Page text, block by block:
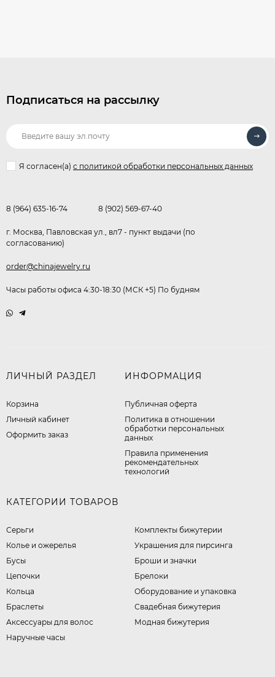
Подписаться на рассылку
Я согласен(a) с политикой обработки персональных данных
8 (964) 635-16-74 8 (902) 569-67-40
г. Москва, Павловская ул., вл7 - пункт выдачи (по
согласованию)
order@chinajewelry.ru
Часы работы офиса 4:30-18:30 (МСК +5) По будням
ЛИЧНЫЙ РАЗДЕЛ
Корзина
Личный кабинет
Оформить заказ
ИНФОРМАЦИЯ
Публичная оферта
​Политика в отношении
обработки персональных
данных
Правила применения
рекомендательных
технологий
КАТЕГОРИИ ТОВАРОВ
Серьги
Колье и ожерелья
Бусы
Цепочки
Кольца
Браслеты
Аксессуары для волос
Наручные часы
Комплекты бижутерии
Украшения для пирсинга
Броши и значки
Брелоки
Оборудование и упаковка
Свадебная бижутерия
Модная бижутерия